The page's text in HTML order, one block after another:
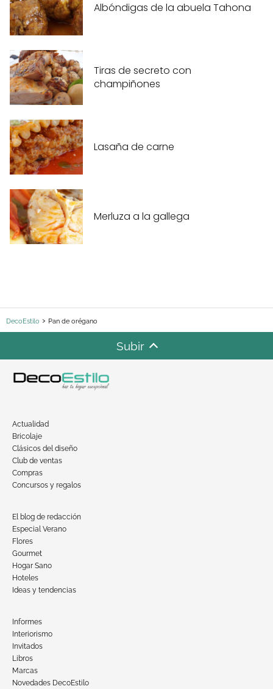
Albóndigas de la abuela Tahona
Tiras de secreto con
champiñones
Lasaña de carne
Merluza a la gallega
DecoEstilo Pan de orégano
Subir
Actualidad
Bricolaje
Clásicos del diseño
Club de ventas
Compras
Concursos y regalos
El blog de redacción
Especial Verano
Flores
Gourmet
Hogar Sano
Hoteles
Ideas y tendencias
Informes
Interiorismo
Invitados
Libros
Marcas
Novedades DecoEstilo